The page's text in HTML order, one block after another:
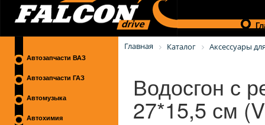
Автозапчасти ВАЗ
Автозапчасти ГАЗ
Автомузыка
Автохимия
Главная Каталог Аксессуары
Водосгон с
27*15,5 см